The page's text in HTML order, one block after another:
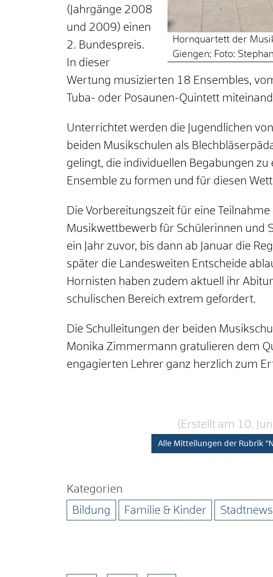
Hornquartett der
Giengen; Foto:
(Jahrgänge 2008
und 2009) einen
2. Bundespreis.
In dieser
Wertung musizierten 18 Ensembles,
Tuba- oder Posaunen-Quintett
Unterrichtet werden die Jugendlichen
beiden Musikschulen als
gelingt, die individuellen Begabungen
Ensemble zu formen und für diesen
Die Vorbereitungszeit für eine
Musikwettbewerb für Schülerinnen und
ein Jahr zuvor, bis dann ab Januar die
später die Landesweiten Entscheide
Hornisten haben zudem aktuell ihr
schulischen Bereich extrem gefordert.
Die Schulleitungen der beiden
Monika Zimmermann gratulieren dem
engagierten Lehrer ganz herzlich zum
(Erstellt am 10.
Alle Mitteilungen der Rubrik
Kategorien
Bildung
Familie & Kinder Stadtnews